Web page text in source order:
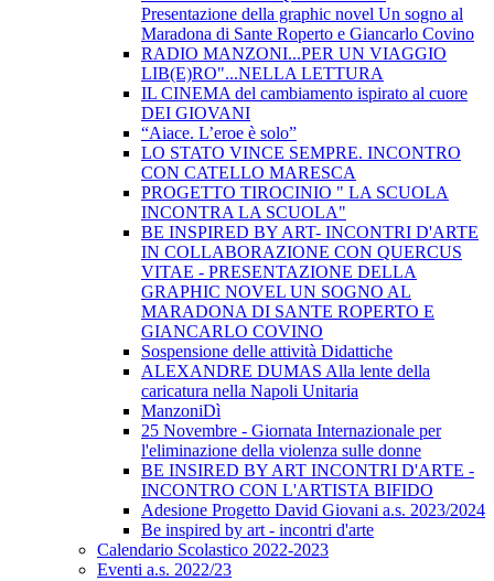
Presentazione della graphic novel Un sogno al
Maradona di Sante Roperto e Giancarlo Covino
RADIO MANZONI...PER UN VIAGGIO
LIB(E)RO"...NELLA LETTURA
IL CINEMA del cambiamento ispirato al cuore
DEI GIOVANI
“Aiace. L’eroe è solo”
LO STATO VINCE SEMPRE. INCONTRO
CON CATELLO MARESCA
PROGETTO TIROCINIO " LA SCUOLA
INCONTRA LA SCUOLA"
BE INSPIRED BY ART- INCONTRI D'ARTE
IN COLLABORAZIONE CON QUERCUS
VITAE - PRESENTAZIONE DELLA
GRAPHIC NOVEL UN SOGNO AL
MARADONA DI SANTE ROPERTO E
GIANCARLO COVINO
Sospensione delle attività Didattiche
ALEXANDRE DUMAS Alla lente della
caricatura nella Napoli Unitaria
ManzoniDì
25 Novembre - Giornata Internazionale per
l'eliminazione della violenza sulle donne
BE INSIRED BY ART INCONTRI D'ARTE -
INCONTRO CON L'ARTISTA BIFIDO
Adesione Progetto David Giovani a.s. 2023/2024
Be inspired by art - incontri d'arte
Calendario Scolastico 2022-2023
Eventi a.s. 2022/23